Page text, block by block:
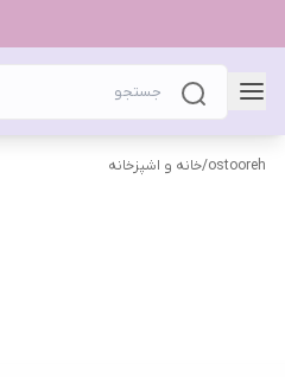
ostooreh
/خانه و اشپزخانه